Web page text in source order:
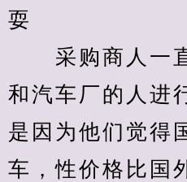
耍
采购商人一直
和汽车厂的人进
是因为他们觉得
车，性价格比国